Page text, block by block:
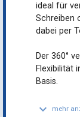
ideal für
Schreiben
dabei per
Der 360°
Flexibilität
Basis.
keyboard_arrow_down mehr